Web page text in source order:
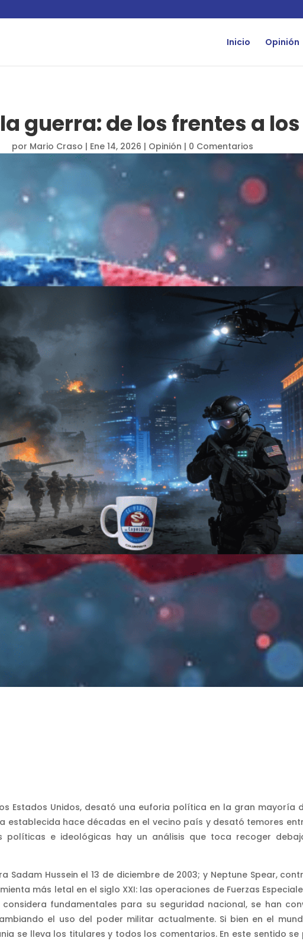
Inicio Opinión
guerra: de los frentes a
por Mario Craso | Ene 14, 2026 | Opinión | 0 Comentarios
Estados Unidos, desató una euforia política en la gran mayoría
hace décadas en el vecino país y desató temores
políticas e ideológicas hay un análisis que toca recoger
Sadam Hussein el 13 de diciembre de 2003; y Neptune Spear,
más letal en el siglo XXI: las operaciones de Fuerzas
fundamentales para su seguridad nacional, se han
el uso del poder militar actualmente. Si bien en el
se lleva los titulares y todos los comentarios. En este sentido